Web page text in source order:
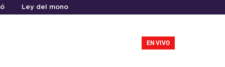
Ley del mono
EN VIVO